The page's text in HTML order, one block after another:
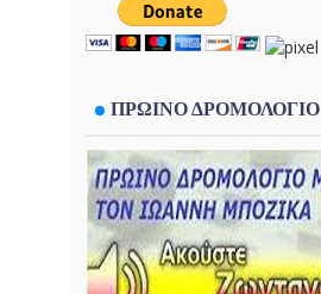
ΠΡΩΙΝΟ ΔΡΟΜΟΛΟΓΙΟ